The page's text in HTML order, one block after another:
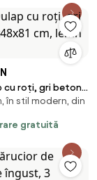
cu roți, gri beton,
lemn prelucrat
în stil modern, din
gratuită